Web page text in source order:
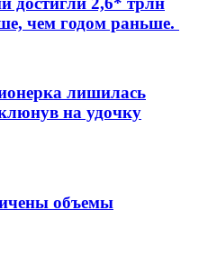
чем годом раньше.
лишилась
на удочку
объемы